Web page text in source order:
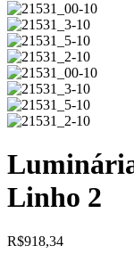
Linho 2
R$918,34